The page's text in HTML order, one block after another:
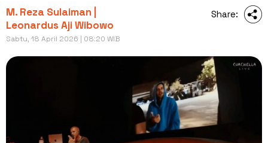
M. Reza Sulaiman |
Leonardus Aji Wibowo
Sabtu, 18 April 2026 | 08:20 WIB
Share: